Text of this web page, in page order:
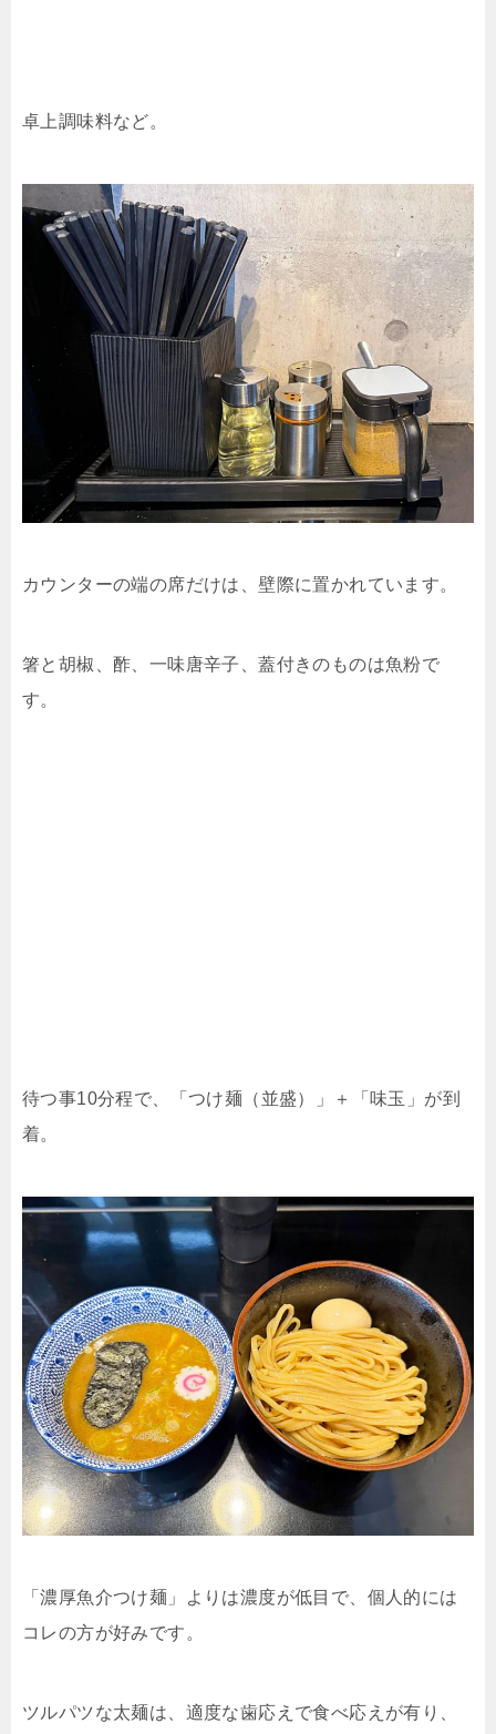
卓上調味料など。
カウンターの端の席だけは、壁際に置かれています。
箸と胡椒、酢、一味唐辛子、蓋付きのものは魚粉で
す。
待つ事10分程で、「つけ麺（並盛）」＋「味玉」が到
着。
「濃厚魚介つけ麺」よりは濃度が低目で、個人的には
コレの方が好みです。
ツルパツな太麺は、適度な歯応えで食べ応えが有り、